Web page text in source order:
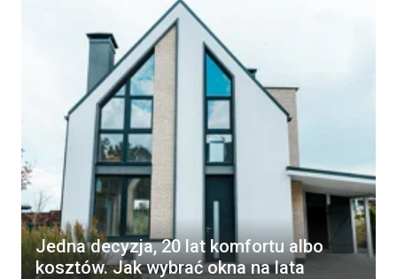
Jedna decyzja, 20 lat komfortu albo
kosztów. Jak wybrać okna na lata